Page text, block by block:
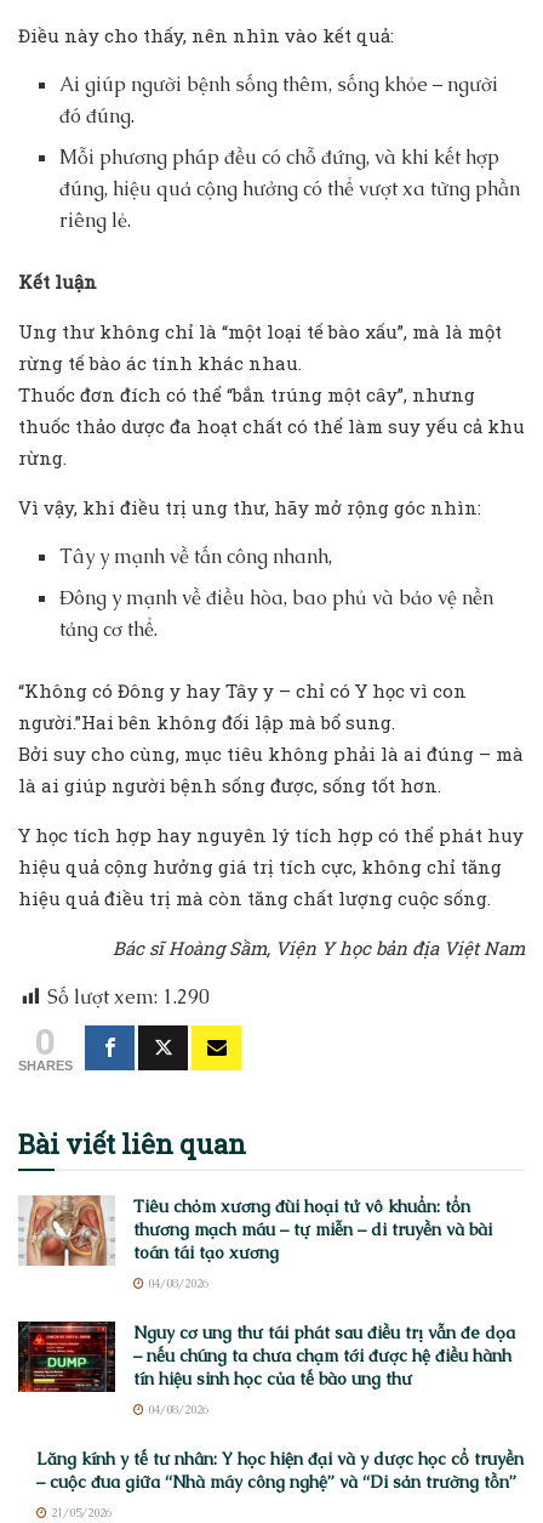
Điều này cho thấy, nên nhìn vào kết quả:
Ai giúp người bệnh sống thêm, sống khỏe – người
đó đúng.
Mỗi phương pháp đều có chỗ đứng, và khi kết hợp
đúng, hiệu quả cộng hưởng có thể vượt xa từng phần
riêng lẻ.
Kết luận
Ung thư không chỉ là “một loại tế bào xấu”, mà là một
rừng tế bào ác tính khác nhau.
Thuốc đơn đích có thể “bắn trúng một cây”, nhưng
thuốc thảo dược đa hoạt chất có thể làm suy yếu cả khu
rừng.
Vì vậy, khi điều trị ung thư, hãy mở rộng góc nhìn:
Tây y mạnh về tấn công nhanh,
Đông y mạnh về điều hòa, bao phủ và bảo vệ nền
tảng cơ thể.
“Không có Đông y hay Tây y – chỉ có Y học vì con
người.”Hai bên không đối lập mà bổ sung.
Bởi suy cho cùng, mục tiêu không phải là ai đúng – mà
là ai giúp người bệnh sống được, sống tốt hơn.
Y học tích hợp hay nguyên lý tích hợp có thể phát huy
hiệu quả cộng hưởng giá trị tích cực, không chỉ tăng
hiệu quả điều trị mà còn tăng chất lượng cuộc sống.
Bác sĩ Hoàng Sầm, Viện Y học bản địa Việt Nam
Số lượt xem: 1.290
0
SHARES
Bài viếtliên quan
Tiêu chỏm xương đùi hoại tử vô khuẩn: tổn
thương mạch máu – tự miễn – di truyền và bài
toán tái tạo xương
04/08/2026
Nguy cơ ung thư tái phát sau điều trị vẫn đe dọa
– nếu chúng ta chưa chạm tới được hệ điều hành
tín hiệu sinh học của tế bào ung thư
04/08/2026
Lăng kính y tế tư nhân: Y học hiện đại và y dược học cổ truyền
– cuộc đua giữa “Nhà máy công nghệ” và “Di sản trường tồn”
21/05/2026